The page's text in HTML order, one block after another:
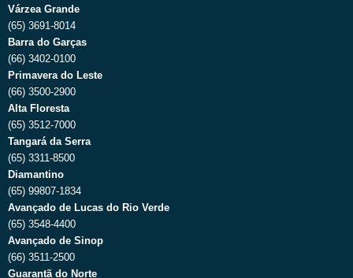
Várzea Grande
(65) 3691-8014
Barra do Garças
(66) 3402-0100
Primavera do Leste
(66) 3500-2900
Alta Floresta
(65) 3512-7000
Tangará da Serra
(65) 3311-8500
Diamantino
(65) 99807-1834
Avançado de Lucas do Rio Verde
(65) 3548-4400
Avançado de Sinop
(66) 3511-2500
Guarantã do Norte